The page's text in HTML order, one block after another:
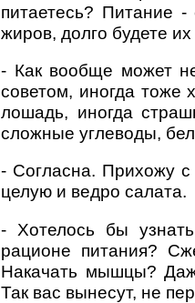
питаетесь? Питание
жиров, долго будете
- Как вообще может
советом, иногда тоже
лошадь, иногда
сложные углеводы,
- Согласна. Прихожу с
целую и ведро салата.
- Хотелось бы
рационе питания?
Накачать мышцы?
Так вас вынесут, не